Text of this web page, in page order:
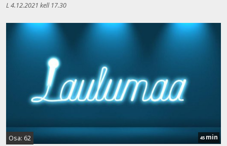
L 4.12.2021 kell 17.30
Osa: 62 45 min